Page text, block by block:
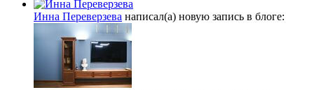
Инна Переверзева написал(а) новую запись в блоге: